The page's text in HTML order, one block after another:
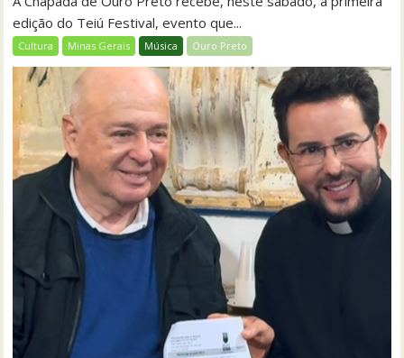
edição do Teiú Festival, evento que...
Cultura Minas Gerais Música Ouro Preto